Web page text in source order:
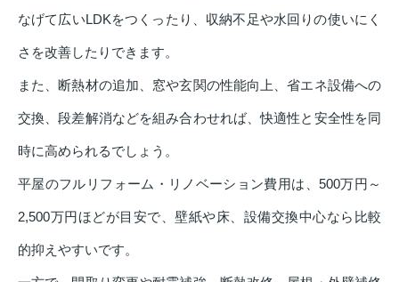
なげて広いLDKをつくったり、収納不足や水回りの使いにく
さを改善したりできます。
また、断熱材の追加、窓や玄関の性能向上、省エネ設備への
交換、段差解消などを組み合わせれば、快適性と安全性を同
時に高められるでしょう。
平屋のフルリフォーム・リノベーション費用は、500万円～
2,500万円ほどが目安で、壁紙や床、設備交換中心なら比較
的抑えやすいです。